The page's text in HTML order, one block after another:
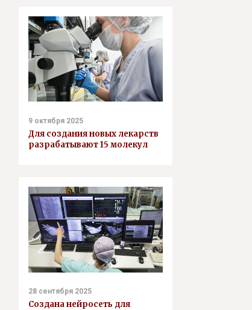
9 октября 2025
Для создания новых лекарств
разрабатывают 15 молекул
28 сентября 2025
Создана нейросеть для